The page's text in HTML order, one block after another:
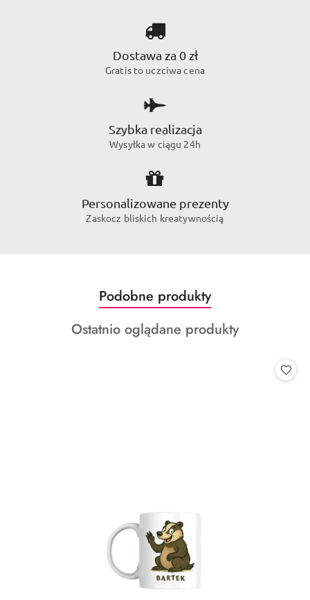
Dostawa za 0 zł
Gratis to uczciwa cena
Szybka realizacja
Wysyłka w ciągu 24h
Personalizowane prezenty
Zaskocz bliskich kreatywnością
Pomiń karuzelę produktów
Produkty
o
statusie:
Podobne produkty
Produkty
Ostatnio oglądane produkty